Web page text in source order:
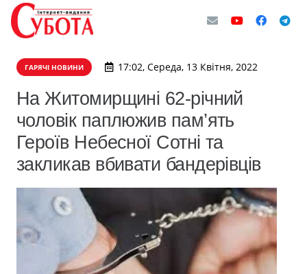
ГАРЯЧІ НОВИНИ 17:02, Середа, 13 Квітня, 2022
На Житомирщині 62-річний
чоловік паплюжив пам’ять
Героїв Небесної Сотні та
закликав вбивати бандерівців